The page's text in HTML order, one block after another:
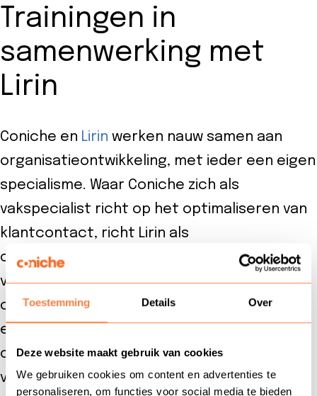
Toestemming Details Over
Deze website maakt gebruik van cookies
We gebruiken cookies om content en advertenties te
personaliseren, om functies voor social media te bieden
Trainingen in
samenwerking met
Lirin
Coniche en Lirin werken nauw samen aan
organisatieontwikkeling, met ieder een eigen
specialisme. Waar Coniche zich als
vakspecialist richt op het optimaliseren van
klantcontact, richt Lirin als
opleidingspartner zich op de ontwikkeling
van medewerkers en teams. Door deze
complementaire aanpak versterken we
elkaar en kunnen we organisaties beter
ondersteunen bij groei en duurzame
verandering.